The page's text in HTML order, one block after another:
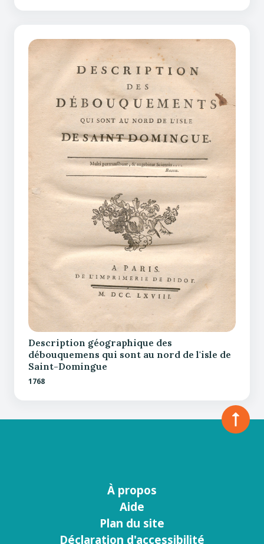
Description géographique des
débouquemens qui sont au nord de l'isle de
Saint-Domingue
1768
À propos
Aide
Plan du site
Déclaration d'accessibilité